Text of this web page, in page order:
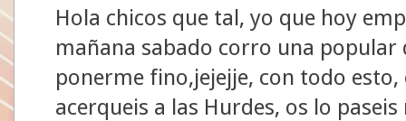
Hola chicos que tal, yo que hoy
mañana sabado corro una popular
ponerme fino,jejejje, con todo
acerqueis a las Hurdes, os lo